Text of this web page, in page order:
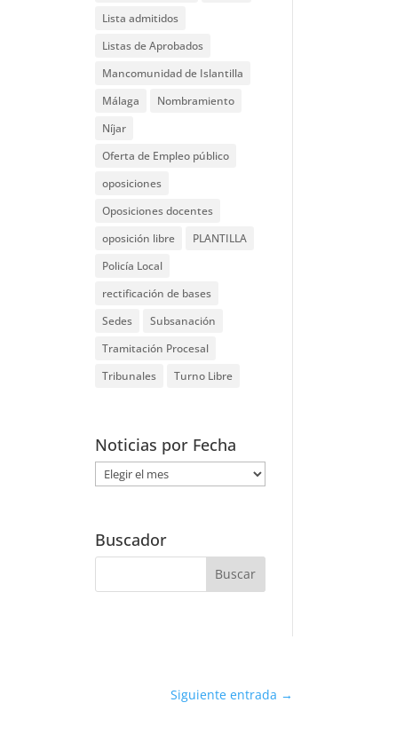
Lista admitidos
Listas de Aprobados
Mancomunidad de Islantilla
Málaga
Nombramiento
Níjar
Oferta de Empleo público
oposiciones
Oposiciones docentes
oposición libre
PLANTILLA
Policía Local
rectificación de bases
Sedes
Subsanación
Tramitación Procesal
Tribunales
Turno Libre
Noticias por Fecha
Noticias
por
Buscador
Siguiente entrada →